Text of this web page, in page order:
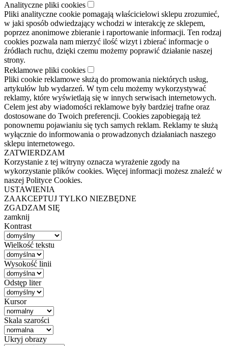
Analityczne pliki cookies
Pliki analityczne cookie pomagają właścicielowi sklepu zrozumieć,
w jaki sposób odwiedzający wchodzi w interakcję ze sklepem,
poprzez anonimowe zbieranie i raportowanie informacji. Ten rodzaj
cookies pozwala nam mierzyć ilość wizyt i zbierać informacje o
źródłach ruchu, dzięki czemu możemy poprawić działanie naszej
strony.
Reklamowe pliki cookies
Pliki cookie reklamowe służą do promowania niektórych usług,
artykułów lub wydarzeń. W tym celu możemy wykorzystywać
reklamy, które wyświetlają się w innych serwisach internetowych.
Celem jest aby wiadomości reklamowe były bardziej trafne oraz
dostosowane do Twoich preferencji. Cookies zapobiegają też
ponownemu pojawianiu się tych samych reklam. Reklamy te służą
wyłącznie do informowania o prowadzonych działaniach naszego
sklepu internetowego.
ZATWIERDZAM
Korzystanie z tej witryny oznacza wyrażenie zgody na
wykorzystanie plików cookies. Więcej informacji możesz znaleźć w
naszej Polityce Cookies.
USTAWIENIA
ZAAKCEPTUJ TYLKO NIEZBĘDNE
ZGADZAM SIĘ
zamknij
Kontrast
Wielkość tekstu
Wysokość linii
Odstęp liter
Kursor
Skala szarości
Ukryj obrazy